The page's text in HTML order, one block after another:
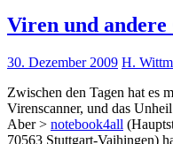
Viren und andere
30. Dezember 2009 H.
Zwischen den Tagen hat es
Virenscanner, und das
Aber > notebook4all
70563 Stuttgart-Vaihingen)